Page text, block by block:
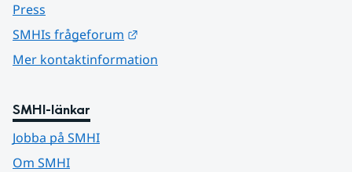
Press
SMHIs frågeforum
Mer kontaktinformation
SMHI-länkar
Jobba på SMHI
Om SMHI